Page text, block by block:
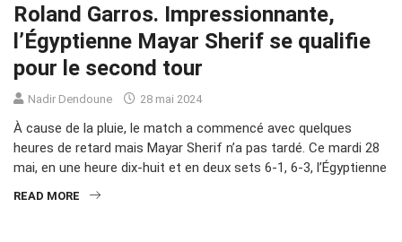
Roland Garros. Impressionnante,
l’Égyptienne Mayar Sherif se qualifie
pour le second tour
Nadir Dendoune 28 mai 2024
À cause de la pluie, le match a commencé avec quelques
heures de retard mais Mayar Sherif n’a pas tardé. Ce mardi 28
mai, en une heure dix-huit et en deux sets 6-1, 6-3, l’Égyptienne
READ MORE